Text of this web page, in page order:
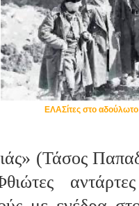
ΕΛΑΣίτες στο
(Τάσος